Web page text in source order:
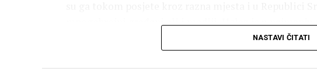
mnogobrojni građani ali i mediji, Helez je u
najveću – priznao pokušaj špijunaže visokog stranog
Zukan Helez, ministar odbrane BiH na Fejsbuku |
NASTAVI ČITATI